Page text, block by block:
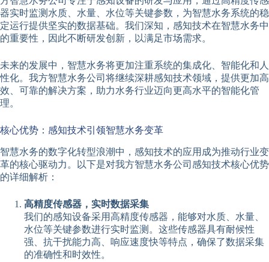
器实时监测水质、水量、水位等关键参数，为智慧水务系统的稳
定运行提供坚实的数据基础。我们深知，感知技术在智慧水务中
的重要性，因此不断研发创新，以满足市场需求。
未来的发展中，智慧水务将更加注重系统的集成化、智能化和人
性化。我方智慧水务公司将继续深耕感知技术领域，提供更加高
效、可靠的解决方案，助力水务行业迈向更高水平的智能化管
理。
核心优势：感知技术引领智慧水务变革
智慧水务的数字化转型浪潮中，感知技术的应用成为推动行业变
革的核心驱动力。以下是对我方智慧水务公司感知技术核心优势
的详细解析：
高精度传感器，实时数据采集
我们的感知设备采用高精度传感器，能够对水质、水量、
水位等关键参数进行实时监测。这些传感器具有耐候性
强、抗干扰能力高、响应速度快等特点，确保了数据采集
的准确性和时效性。